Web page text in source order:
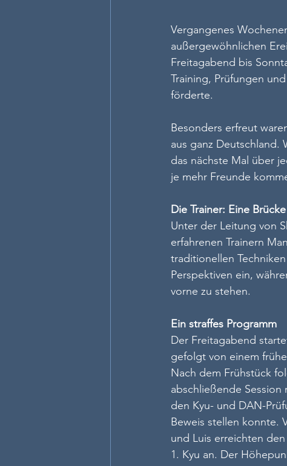
Vergangenes
außergewöhnlichen
Freitagabend bis
Training, Prüfungen
förderte.
Besonders erfreut
aus ganz Deutschland.
das nächste Mal über
je mehr Freunde
Die Trainer: Eine
Unter der Leitung von
erfahrenen Trainern
traditionellen
Perspektiven ein,
vorne zu stehen.
Ein straffes Programm
Der Freitagabend
gefolgt von einem
Nach dem Frühstück
abschließende
den Kyu- und DAN-
Beweis stellen konnte.
und Luis erreichten
1. Kyu an. Der